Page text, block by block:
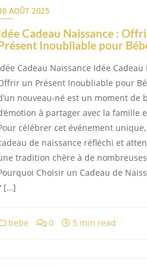
AOÛT 2025
Cadeau Naissance :
Inoubliable pour
Cadeau Naissance Idée Cadeau
un Présent Inoubliable pour
nouveau-né est un moment de
à partager avec la famille
célébrer cet événement
de naissance réfléchi et
tradition chère à de
Choisir un Cadeau de
[…]
bebe 0 5 min read